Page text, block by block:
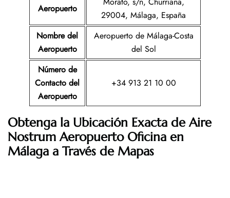
Aeropuerto
29004, Málaga, España
Nombre del
Aeropuerto
Aeropuerto de Málaga-Costa
del Sol
Número de
Contacto del
Aeropuerto
+34 913 21 10 00
Obtenga la Ubicación Exacta deAire
NostrumAeropuerto Oficina en
Málaga a Través de Mapas